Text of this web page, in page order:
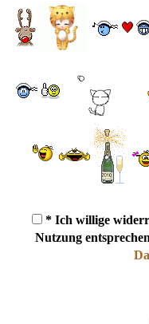
* Ich willige
Nutzung